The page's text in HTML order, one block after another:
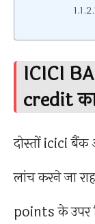
ICICI
credit
दोस्तों icici बैंक
लांच करने जा
points के उपर